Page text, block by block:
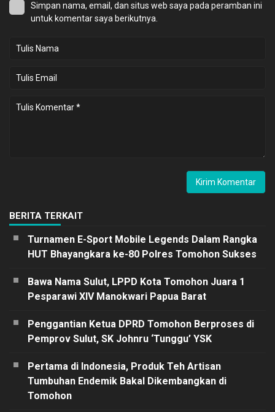
Simpan nama, email, dan situs web saya pada peramban ini
untuk komentar saya berikutnya.
BERITA TERKAIT
Turnamen E-Sport Mobile Legends Dalam Rangka
HUT Bhayangkara ke-80 Polres Tomohon Sukses
Bawa Nama Sulut, LPPD Kota Tomohon Juara 1
Pesparawi XIV Manokwari Papua Barat
Penggantian Ketua DPRD Tomohon Berproses di
Pemprov Sulut, SK Johnru ‘Tunggu’ YSK
Pertama di Indonesia, Produk Teh Artisan
Tumbuhan Endemik Bakal Dikembangkan di
Tomohon